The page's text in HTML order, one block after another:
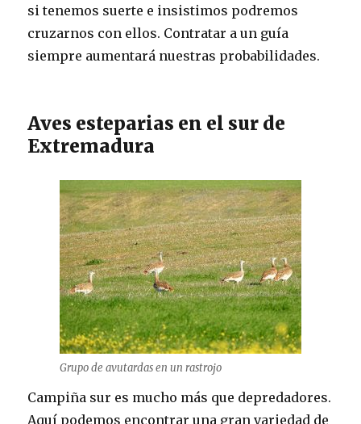
si tenemos suerte e insistimos podremos
cruzarnos con ellos. Contratar a un guía
siempre aumentará nuestras probabilidades.
Aves esteparias en el sur de
Extremadura
Grupo de avutardas en un rastrojo
Campiña sur es mucho más que depredadores.
Aquí podemos encontrar una gran variedad de